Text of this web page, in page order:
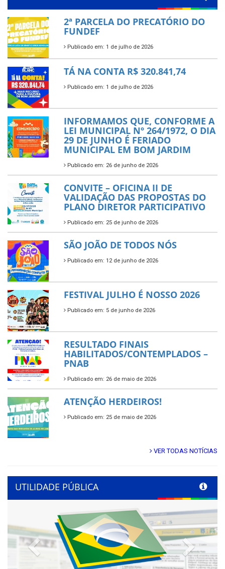
2ª PARCELA DO PRECATÓRIO DO
FUNDEF
Publicado em: 1 de julho de 2026
TÁ NA CONTA R$ 320.841,74
Publicado em: 1 de julho de 2026
INFORMAMOS QUE, CONFORME A
LEI MUNICIPAL Nº 264/1972, O DIA
29 DE JUNHO É FERIADO
MUNICIPAL EM BOM JARDIM
Publicado em: 26 de junho de 2026
CONVITE – OFICINA II DE
VALIDAÇÃO DAS PROPOSTAS DO
PLANO DIRETOR PARTICIPATIVO
Publicado em: 25 de junho de 2026
SÃO JOÃO DE TODOS NÓS
Publicado em: 12 de junho de 2026
FESTIVAL JULHO É NOSSO 2026
Publicado em: 5 de junho de 2026
RESULTADO FINAIS
HABILITADOS/CONTEMPLADOS –
PNAB
Publicado em: 26 de maio de 2026
ATENÇÃO HERDEIROS!
Publicado em: 25 de maio de 2026
VER TODAS NOTÍCIAS
UTILIDADE PÚBLICA
Previous Next